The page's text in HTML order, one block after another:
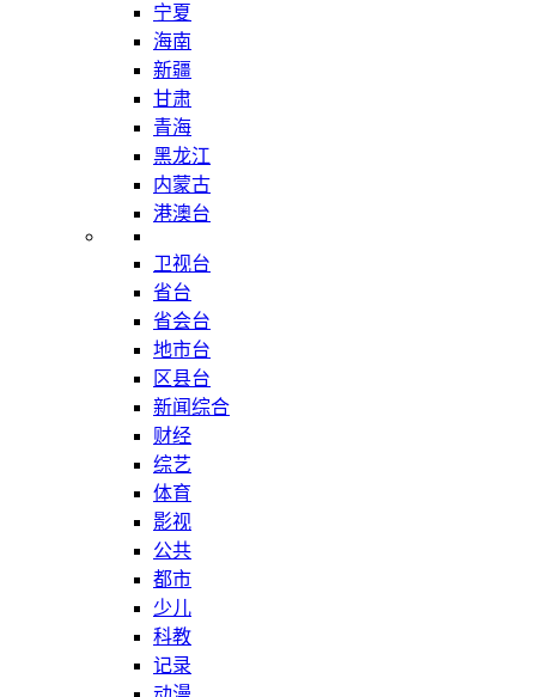
宁夏
海南
新疆
甘肃
青海
黑龙江
内蒙古
港澳台
卫视台
省台
省会台
地市台
区县台
新闻综合
财经
综艺
体育
影视
公共
都市
少儿
科教
记录